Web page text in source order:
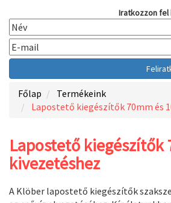
Iratkozzon fel
Főlap
Termékeink
Lapostető kiegészítők 70mm és
Lapostető kiegészítők
kivezetéshez
A Klöber lapostető kiegészítők